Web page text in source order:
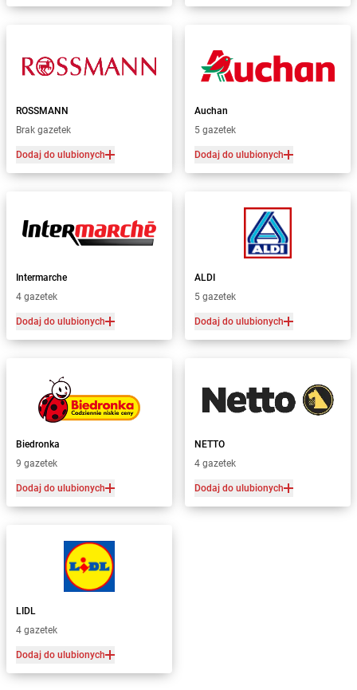
ROSSMANN
Brak gazetek
Dodaj do ulubionych
Auchan
5 gazetek
Dodaj do ulubionych
Intermarche
4 gazetek
Dodaj do ulubionych
ALDI
5 gazetek
Dodaj do ulubionych
Biedronka
9 gazetek
Dodaj do ulubionych
NETTO
4 gazetek
Dodaj do ulubionych
LIDL
4 gazetek
Dodaj do ulubionych